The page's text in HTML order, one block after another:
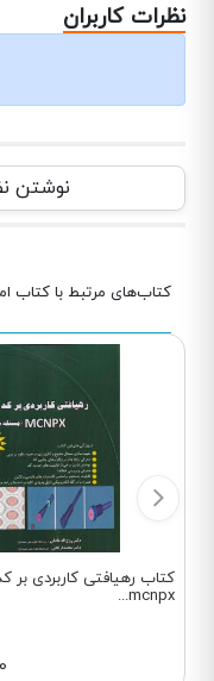
نظرات کاربران
نوشتن
کتاب‌های مرتبط با کتاب
کتاب رهیافتی کاربردی بر
mcnpx...